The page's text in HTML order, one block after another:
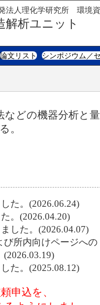
法人理化学研究所 環境
解析ユニット
論文リスト シンポジウム／
などの機器分析と
。
た。(2026.06.24)
。(2026.04.20)
した。(2026.04.07)
び所内向けページへの
た。(2025.08.12)
申込を、